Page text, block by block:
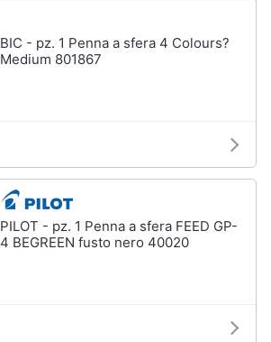
BIC - pz. 1 Penna a sfera 4 Colours?
Medium 801867
PILOT - pz. 1 Penna a sfera FEED GP-
4 BEGREEN fusto nero 40020